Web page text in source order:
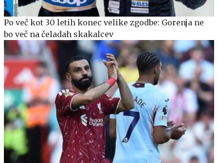
Po več kot 30 letih konec velike zgodbe: Gorenja ne
bo več na čeladah skakalcev